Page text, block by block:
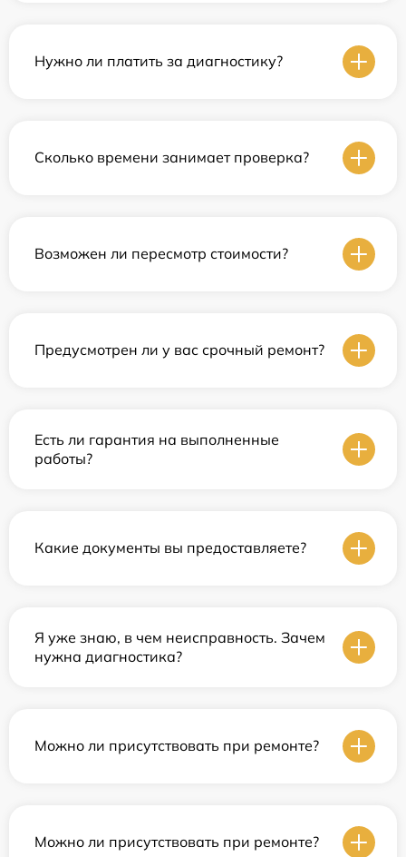
Нужно ли платить за диагностику?
Сколько времени занимает проверка?
Возможен ли пересмотр стоимости?
Предусмотрен ли у вас срочный ремонт?
Есть ли гарантия на выполненные
работы?
Какие документы вы предоставляете?
Я уже знаю, в чем неисправность. Зачем
нужна диагностика?
Можно ли присутствовать при ремонте?
Можно ли присутствовать при ремонте?